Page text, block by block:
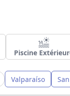
Piscine
Valparaíso